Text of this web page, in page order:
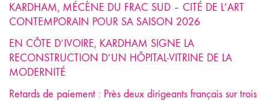
KARDHAM, MÉCÈNE DU FRAC SUD – CITÉ DE L’ART
CONTEMPORAIN POUR SA SAISON 2026
EN CÔTE D’IVOIRE, KARDHAM SIGNE LA
RECONSTRUCTION D’UN HÔPITAL-VITRINE DE LA
MODERNITÉ
Retards de paiement : Près deux dirigeants français sur trois